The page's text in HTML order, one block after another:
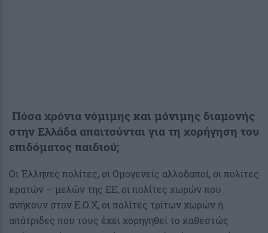
Πόσα χρόνια νόμιμης και μόνιμης διαμονής
στην Ελλάδα απαιτούνται για τη χορήγηση του
επιδόματος παιδιού;
Οι Έλληνες πολίτες, οι Ομογενείς αλλοδαποί, οι πολίτες
κρατών – μελών της ΕΕ, οι πολίτες χωρών που
ανήκουν στον Ε.Ο.Χ, οι πολίτες τρίτων χωρών ή
απάτριδες που τους έχει χορηγηθεί το καθεστώς